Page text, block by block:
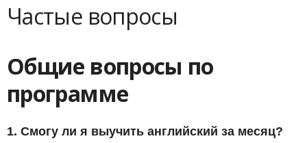
Частые вопросы
Общие вопросы по
программе
1. Смогу ли я выучить английский за месяц?